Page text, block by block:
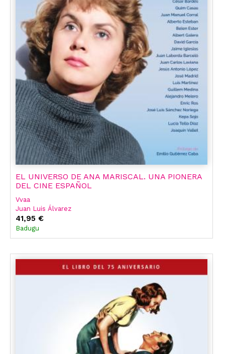
EL UNIVERSO DE ANA MARISCAL. UNA PIONERA
DEL CINE ESPAÑOL
Vvaa
Juan Luis Álvarez
Jaime Iglesias
Alejandro Melero Salvador
Joaquín Vallet
41,95 €
Badugu